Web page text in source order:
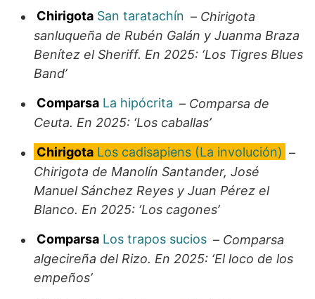
Chirigota San taratachín – Chirigota
sanluqueña de Rubén Galán y Juanma Braza
Benítez el Sheriff. En 2025: ‘Los Tigres Blues
Band’
Comparsa La hipócrita – Comparsa de
Ceuta. En 2025: ‘Los caballas’
Chirigota Los cadisapiens (La involución) –
Chirigota de Manolín Santander, José
Manuel Sánchez Reyes y Juan Pérez el
Blanco. En 2025: ‘Los cagones’
Comparsa Los trapos sucios – Comparsa
algecireña del Rizo. En 2025: ‘El loco de los
empeños’